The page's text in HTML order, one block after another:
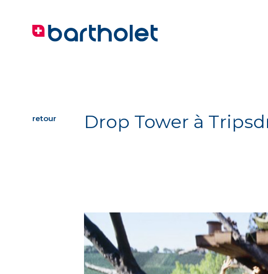
Drop Tower à
retour